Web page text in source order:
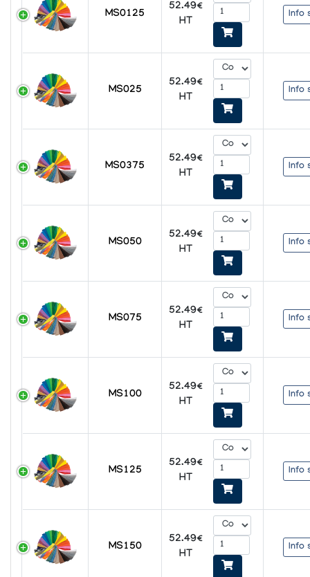
MS0125
52.49€
HT
Info
MS025
52.49€
HT
Info
MS0375
52.49€
HT
Info
MS050
52.49€
HT
Info
MS075
52.49€
HT
Info
MS100
52.49€
HT
Info
MS125
52.49€
HT
Info
MS150
52.49€
HT
Info